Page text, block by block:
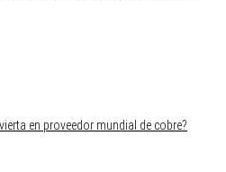
en proveedor mundial de cobre?